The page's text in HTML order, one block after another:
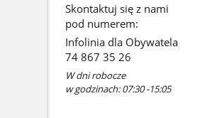
Skontaktuj się z nami
pod numerem:
Infolinia dla Obywatela
74 867 35 26
W dni robocze
w godzinach: 07:30 -15:05